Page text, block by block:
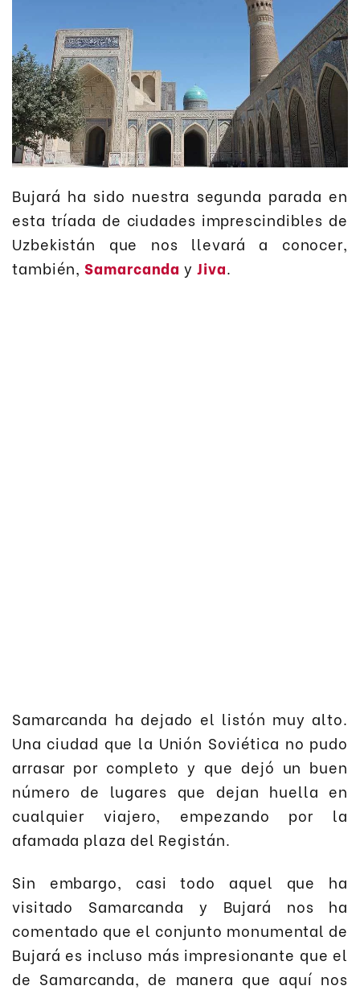
Bujará ha sido nuestra segunda parada en
esta tríada de ciudades imprescindibles de
Uzbekistán que nos llevará a conocer,
también,Samarcanda y Jiva.
Samarcanda ha dejado el listón muy alto.
Una ciudad que la Unión Soviética no pudo
arrasar por completo y que dejó un buen
número de lugares que dejan huella en
cualquier viajero, empezando por la
afamada plaza del Registán.
Sin embargo, casi todo aquel que ha
visitado Samarcanda y Bujará nos ha
comentado que el conjunto monumental de
Bujará es incluso más impresionante que el
de Samarcanda, de manera que aquí nos